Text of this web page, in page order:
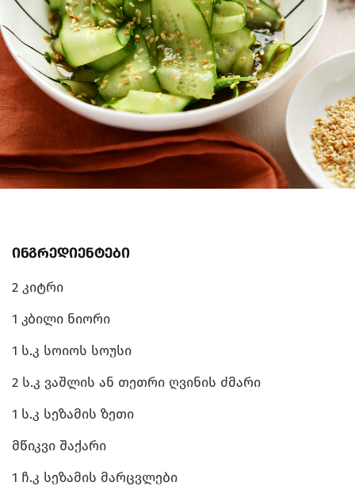
ინგრედიენტები
2 კიტრი
1 კბილი ნიორი
1 ს.კ სოიოს სოუსი
2 ს.კ ვაშლის ან თეთრი ღვინის ძმარი
1 ს.კ სეზამის ზეთი
მწიკვი შაქარი
1 ჩ.კ სეზამის მარცვლები